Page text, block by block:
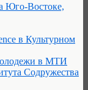
Юго-Востоке,
в Культурном
в МТИ
Содружества